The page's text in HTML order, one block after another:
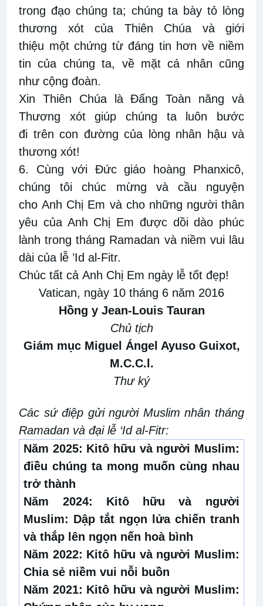
trong đạo chúng ta; chúng ta bày tỏ lòng
thương xót của Thiên Chúa và giới
thiệu một chứng từ đáng tin hơn về niềm
tin của chúng ta, về mặt cá nhân cũng
như cộng đoàn.
Xin Thiên Chúa là Đấng Toàn năng và
Thương xót giúp chúng ta luôn bước
đi trên con đường của lòng nhân hậu và
thương xót!
6. Cùng với Đức giáo hoàng Phanxicô,
chúng tôi chúc mừng và cầu nguyện
cho Anh Chị Em và cho những người thân
yêu của Anh Chị Em được dồi dào phúc
lành trong tháng Ramadan và niềm vui lâu
dài của lễ ’Id al-Fitr.
Chúc tất cả Anh Chị Em ngày lễ tốt đẹp!
Vatican, ngày 10 tháng 6 năm 2016
Hồng y Jean-Louis Tauran
Chủ tịch
Giám mục Miguel Ángel Ayuso Guixot,
M.C.C.l.
Thư ký
Các sứ điệp gửi người Muslim nhân tháng
Ramadan và đại lễ ‘Id al-Fitr:
Năm 2025: Kitô hữu và người Muslim:
điều chúng ta mong muốn cùng nhau
trở thành
Năm 2024: Kitô hữu và người
Muslim: Dập tắt ngọn lửa chiến tranh
và thắp lên ngọn nến hoà bình
Năm 2022: Kitô hữu và người Muslim:
Chia sẻ niềm vui nỗi buồn
Năm 2021: Kitô hữu và người Muslim: